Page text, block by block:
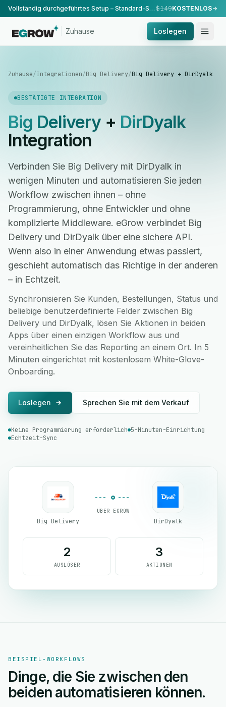
Vollständig durchgeführtes Setup – Standard-Setup, durchgeführt von unserem Team. $149KOSTENLOS
Zuhause Loslegen
Zuhause/Integrationen/Big Delivery/Big Delivery + DirDyalk
BESTÄTIGTE INTEGRATION
Big Delivery+ DirDyalk
Integration
Verbinden Sie Big Delivery mit DirDyalk in
wenigen Minuten und automatisieren Sie jeden
Workflow zwischen ihnen – ohne
Programmierung, ohne Entwickler und ohne
komplizierte Middleware. eGrow verbindet Big
Delivery und DirDyalk über eine sichere API.
Wenn also in einer Anwendung etwas passiert,
geschieht automatisch das Richtige in der anderen
– in Echtzeit.
Synchronisieren Sie Kunden, Bestellungen, Status und
beliebige benutzerdefinierte Felder zwischen Big
Delivery und DirDyalk, lösen Sie Aktionen in beiden
Apps über einen einzigen Workflow aus und
vereinheitlichen Sie das Reporting an einem Ort. In 5
Minuten eingerichtet mit kostenlosem White-Glove-
Onboarding.
Loslegen Sprechen Sie mit dem Verkauf
Keine Programmierung erforderlich 5-Minuten-Einrichtung
Echtzeit-Sync
Big Delivery
ÜBER EGROW
DirDyalk
2
AUSLÖSER
3
AKTIONEN
BEISPIEL-WORKFLOWS
Dinge, die Sie zwischen den
beiden automatisieren können.